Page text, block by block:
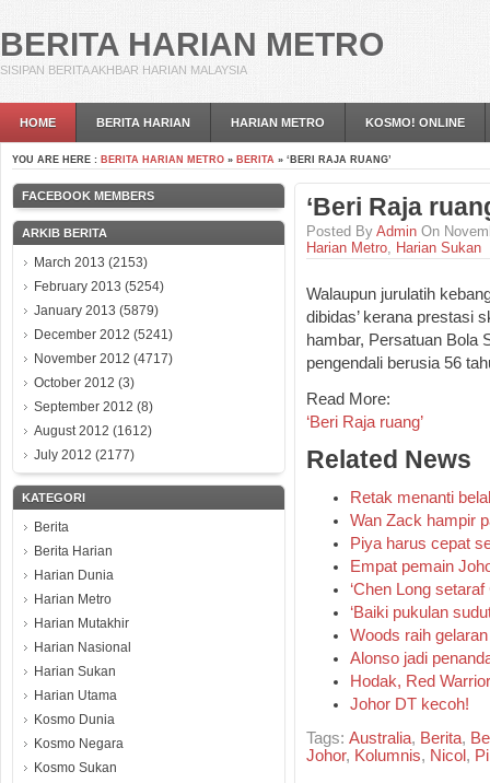
BERITA HARIAN METRO
SISIPAN BERITA AKHBAR HARIAN MALAYSIA
HOME BERITA HARIAN HARIAN METRO KOSMO! ONLINE
YOU ARE HERE : BERITA HARIAN METRO » BERITA » ‘BERI RAJA RUANG’
FACEBOOK MEMBERS
ARKIB BERITA
March 2013 (2153)
February 2013 (5254)
January 2013 (5879)
December 2012 (5241)
November 2012 (4717)
October 2012 (3)
September 2012 (8)
August 2012 (1612)
July 2012 (2177)
KATEGORI
Berita
Berita Harian
Harian Dunia
Harian Metro
Harian Mutakhir
Harian Nasional
Harian Sukan
Harian Utama
Kosmo Dunia
Kosmo Negara
Kosmo Sukan
‘Beri Raja
Posted By Admin On
Harian Metro, Harian Sukan
Walaupun jurulatih
dibidas’ kerana prestasi
hambar, Persatuan Bola
pengendali berusia 56
Read More:
‘Beri Raja ruang’
Related News
Retak menanti
Wan Zack hampir
Piya harus cepat
Empat pemain
‘Chen Long setaraf
‘Baiki pukulan
Woods raih
Alonso jadi
Hodak, Red
Johor DT kecoh!
Tags: Australia, Berita,
Johor, Kolumnis, Nicol ,